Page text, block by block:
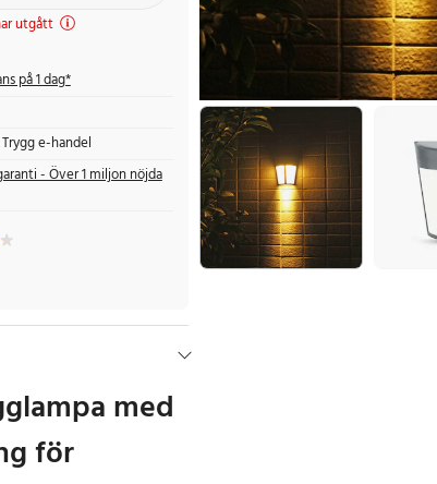
utgått
på 1 dag*
e-handel
- Över 1 miljon nöjda
med
för